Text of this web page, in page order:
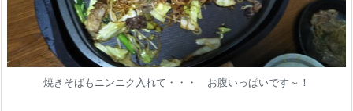
焼きそばもニンニク入れて・・・ お腹いっぱいです～！